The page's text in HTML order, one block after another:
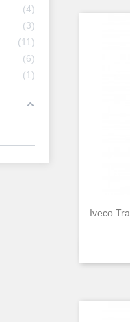
4
3
11
6
1
Iveco